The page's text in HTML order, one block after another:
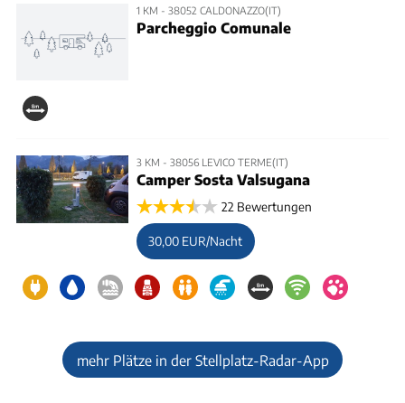
1 KM - 38052 CALDONAZZO(IT)
Parcheggio Comunale
3 KM - 38056 LEVICO TERME(IT)
Camper Sosta Valsugana
22 Bewertungen
30,00 EUR/Nacht
mehr Plätze in der Stellplatz-Radar-App